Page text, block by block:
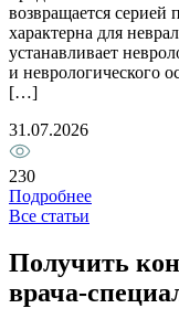
возвращается серией
характерна для
устанавливает
и неврологического
[…]
31.07.2026
230
Подробнее
Все статьи
Получить
врача-